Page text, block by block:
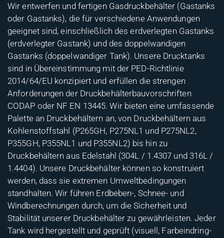
Wir entwerfen und fertigen Gasdruckbehälter (Gastanks
oder Gastanks), die für verschiedene Anwendungen
geeignet sind, einschließlich des erdverlegten Gastanks
(erdverlegter Gastank) und des doppelwandigen
Gastanks (doppelwandiger Tank). Unsere Drucktanks
sind in Übereinstimmung mit der PED-Richtlinie
2014/64/EU konzipiert und erfüllen die strengen
Anforderungen der Druckbehälterbauvorschriften
CODAP oder NF EN 13445. Wir bieten eine umfassende
Palette an Druckbehältern an, von Druckbehältern aus
Kohlenstoffstahl (P265GH, P275NL1 und P275NL2,
P355GH, P355NL1 und P355NL2) bis hin zu
Druckbehältern aus Edelstahl (304L / 1.4307 und 316L /
1.4404). Unsere Druckbehälter können so konstruiert
werden, dass sie extremen Umweltbedingungen
standhalten. Wir führen Erdbeben-, Schnee- und
Windberechnungen durch, um die Sicherheit und
Stabilität unserer Druckbehälter zu gewährleisten. Jeder
Tank wird hergestellt und geprüft (visuell, Farbeindring-